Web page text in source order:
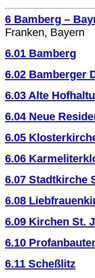
6 Bamberg –
Franken, Bayern
6.01 Bamberg
6.02 Bamberger
6.03 Alte
6.04 Neue
6.05
6.06
6.07 Stadtkirche
6.08
6.09 Kirchen St.
6.10
6.11 Scheßlitz